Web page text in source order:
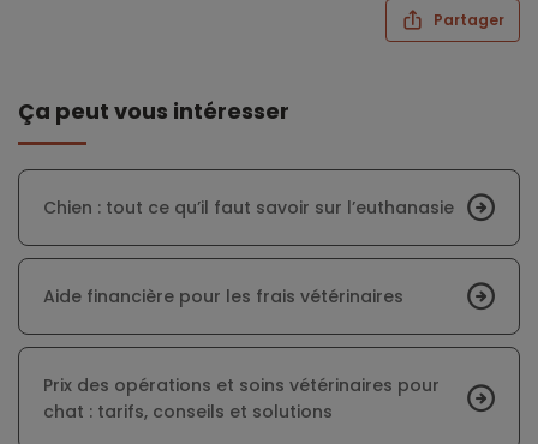
Partager
Ça peut vous intéresser
Chien : tout ce qu’il faut savoir sur l’euthanasie
Aide financière pour les frais vétérinaires
Prix des opérations et soins vétérinaires pour
chat : tarifs, conseils et solutions